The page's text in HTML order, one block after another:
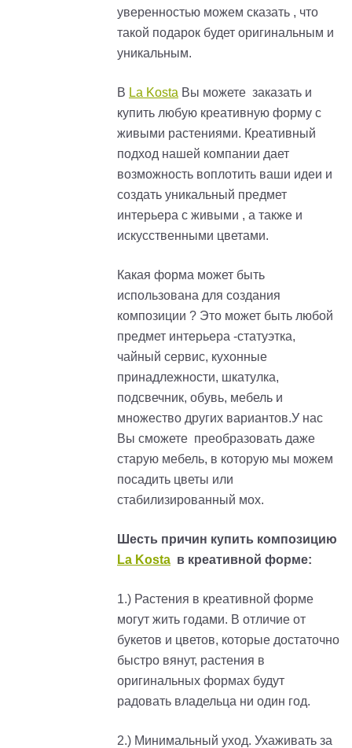
уверенностью можем сказать , что
такой подарок будет оригинальным и
уникальным.
В La Kosta Вы можете заказать и
купить любую креативную форму с
живыми растениями. Креативный
подход нашей компании дает
возможность воплотить ваши идеи и
создать уникальный предмет
интерьера с живыми , а также и
искусственными цветами.
Какая форма может быть
использована для создания
композиции ? Это может быть любой
предмет интерьера -статуэтка,
чайный сервис, кухонные
принадлежности, шкатулка,
подсвечник, обувь, мебель и
множество других вариантов.У нас
Вы сможете преобразовать даже
старую мебель, в которую мы можем
посадить цветы или
стабилизированный мох.
Шесть причин купить композицию
La Kosta в креативной форме:
1.) Растения в креативной форме
могут жить годами. В отличие от
букетов и цветов, которые достаточно
быстро вянут, растения в
оригинальных формах будут
радовать владельца ни один год.
2.) Минимальный уход. Ухаживать за